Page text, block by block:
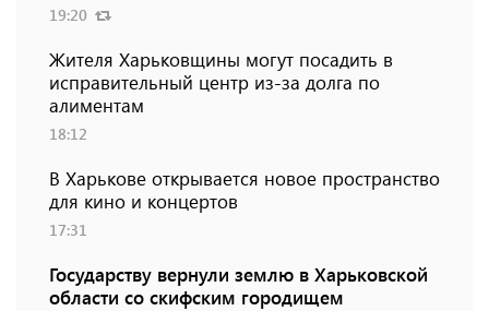
19:20
Жителя Харьковщины могут посадить в
исправительный центр из-за долга по
алиментам
18:12
В Харькове открывается новое пространство
для кино и концертов
17:31
Государству вернули землю в Харьковской
области со скифским городищем